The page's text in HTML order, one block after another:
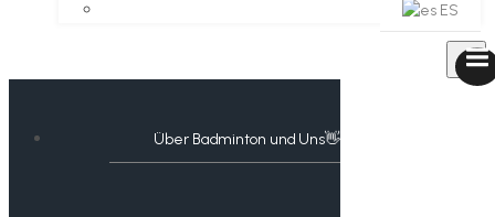
ES
Über Badminton und Uns👋